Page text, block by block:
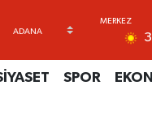
SPOR